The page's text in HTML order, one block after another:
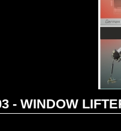
- WINDOW